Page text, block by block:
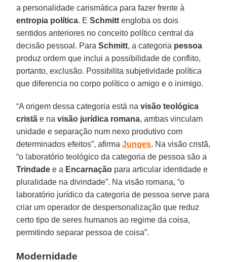
a personalidade carismática para fazer frente à
entropia política. ESchmitt engloba os dois
sentidos anteriores no conceito político central da
decisão pessoal. ParaSchmitt, a categoria pessoa
produz ordem que inclui a possibilidade de conflito,
portanto, exclusão. Possibilita subjetividade política
que diferencia no corpo político o amigo e o inimigo.
“A origem dessa categoria está navisão teológica
cristã e navisão jurídica romana, ambas vinculam
unidade e separação num nexo produtivo com
determinados efeitos”, afirmaJunges. Na visão cristã,
“o laboratório teológico da categoria de pessoa são a
Trindade e a Encarnação para articular identidade e
pluralidade na divindade”. Na visão romana, “o
laboratório jurídico da categoria de pessoa serve para
criar um operador de despersonalização que reduz
certo tipo de seres humanos ao regime da coisa,
permitindo separar pessoa de coisa”.
Modernidade